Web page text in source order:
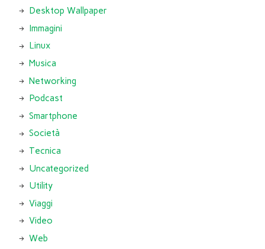
Desktop Wallpaper
Immagini
Linux
Musica
Networking
Podcast
Smartphone
Società
Tecnica
Uncategorized
Utility
Viaggi
Video
Web